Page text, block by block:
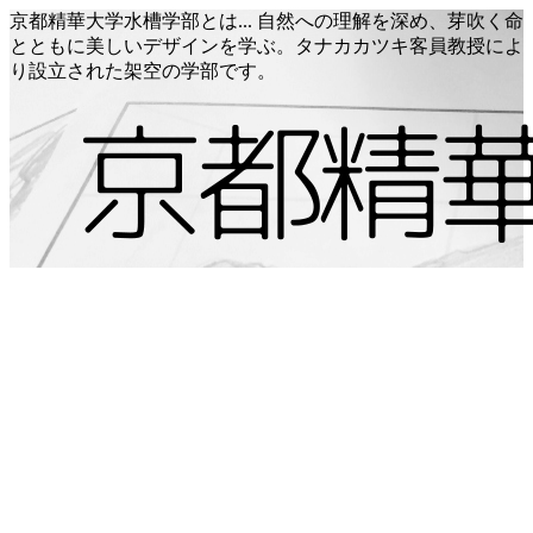
京都精華大学水槽学部とは... 自然への理解を深め、芽吹く命
とともに美しいデザインを学ぶ。タナカカツキ客員教授によ
り設立された架空の学部です。